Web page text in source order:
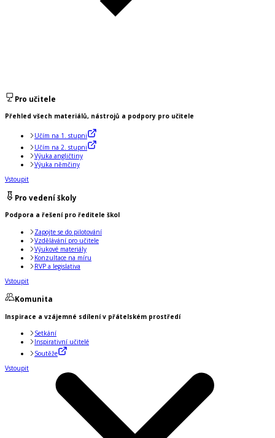
Pro učitele
Přehled všech materiálů, nástrojů a podpory pro učitele
Učím na 1. stupni
Učím na 2. stupni
Výuka angličtiny
Výuka němčiny
Vstoupit
Pro vedení školy
Podpora a řešení pro ředitele škol
Zapojte se do pilotování
Vzdělávání pro učitele
Výukové materiály
Konzultace na míru
RVP a legislativa
Vstoupit
Komunita
Inspirace a vzájemné sdílení v přátelském prostředí
Setkání
Inspirativní učitelé
Soutěže
Vstoupit